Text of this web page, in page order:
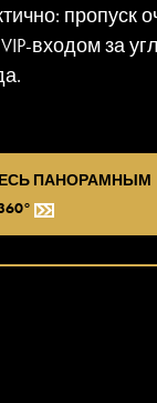
пропуск
входом за
ПАНОРАМНЫМ